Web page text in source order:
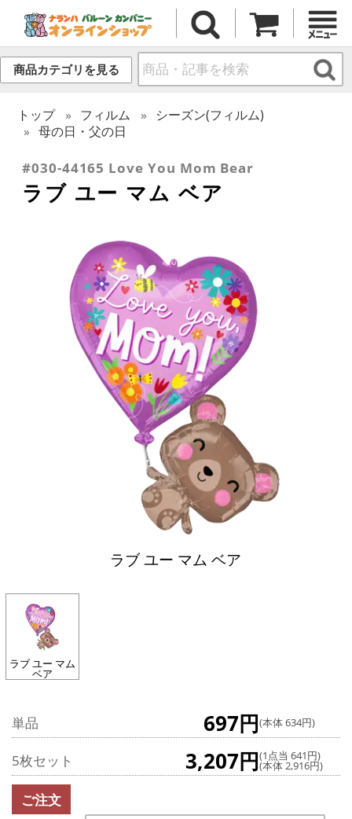
商品カテゴリを見る
トップ フィルム
シーズン(フィルム)
母の日・父の日
#030-44165 Love You Mom Bear
ラブ ユー マム ベア
ラブ ユー マム ベア
ラブ ユー マム
ベア
単品 697円(本体 634円)
5枚セット 3,207円(1点当 641円)
(本体 2,916円)
ご注文